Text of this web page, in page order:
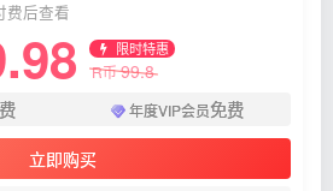
费后查看
限时特惠
R币99.8
年度VIP会员免费
立即购买